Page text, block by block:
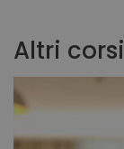
Altri corsi